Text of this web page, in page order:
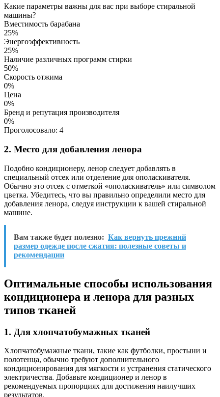
Какие параметры важны для вас при выборе стиральной
машины?
Вместимость барабана
25%
Энергоэффективность
25%
Наличие различных программ стирки
50%
Скорость отжима
0%
Цена
0%
Бренд и репутация производителя
0%
Проголосовало: 4
2. Место для добавления ленора
Подобно кондиционеру, ленор следует добавлять в
специальный отсек или отделение для ополаскивателя.
Обычно это отсек с отметкой «ополаскиватель» или символом
цветка. Убедитесь, что вы правильно определили место для
добавления ленора, следуя инструкции к вашей стиральной
машине.
Вам также будет полезно: Как вернуть прежний
размер одежде после сжатия: полезные советы и
рекомендации
Оптимальные способы использования
кондиционера и ленора для разных
типов тканей
1. Для хлопчатобумажных тканей
Хлопчатобумажные ткани, такие как футболки, простыни и
полотенца, обычно требуют дополнительного
кондиционирования для мягкости и устранения статического
электричества. Добавьте кондиционер и ленор в
рекомендуемых пропорциях для достижения наилучших
результатов.